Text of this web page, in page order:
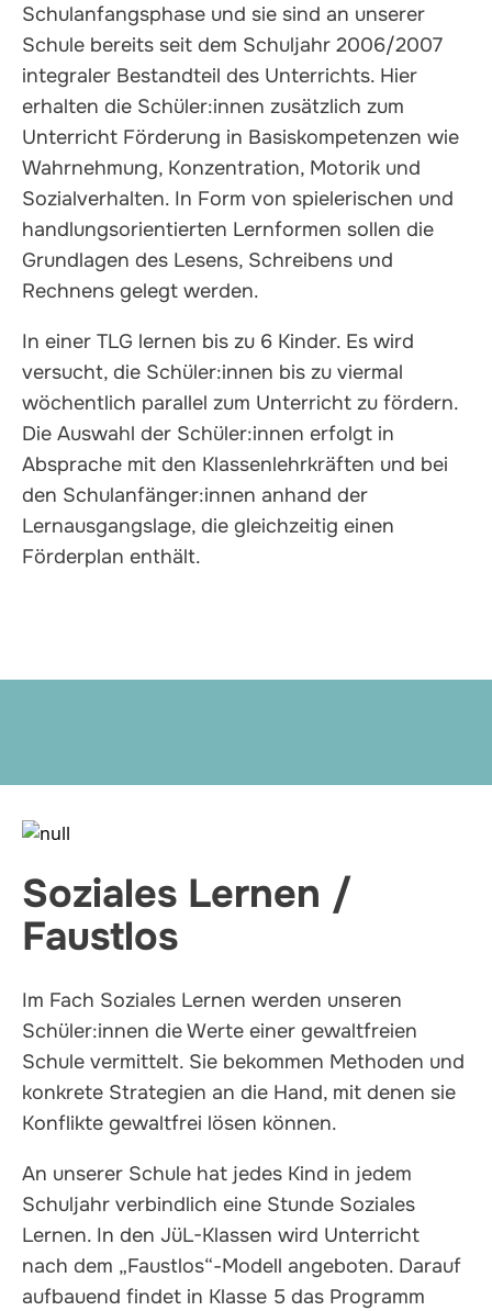
Schulanfangsphase und sie sind an unserer
Schule bereits seit dem Schuljahr 2006/2007
integraler Bestandteil des Unterrichts. Hier
erhalten die Schüler:innen zusätzlich zum
Unterricht Förderung in Basiskompetenzen wie
Wahrnehmung, Konzentration, Motorik und
Sozialverhalten. In Form von spielerischen und
handlungsorientierten Lernformen sollen die
Grundlagen des Lesens, Schreibens und
Rechnens gelegt werden.
In einer TLG lernen bis zu 6 Kinder. Es wird
versucht, die Schüler:innen bis zu viermal
wöchentlich parallel zum Unterricht zu fördern.
Die Auswahl der Schüler:innen erfolgt in
Absprache mit den Klassenlehrkräften und bei
den Schulanfänger:innen anhand der
Lernausgangslage, die gleichzeitig einen
Förderplan enthält.
Soziales Lernen /
Faustlos
Im Fach Soziales Lernen werden unseren
Schüler:innen die Werte einer gewaltfreien
Schule vermittelt. Sie bekommen Methoden und
konkrete Strategien an die Hand, mit denen sie
Konflikte gewaltfrei lösen können.
An unserer Schule hat jedes Kind in jedem
Schuljahr verbindlich eine Stunde Soziales
Lernen. In den JüL-Klassen wird Unterricht
nach dem „Faustlos“-Modell angeboten. Darauf
aufbauend findet in Klasse 5 das Programm